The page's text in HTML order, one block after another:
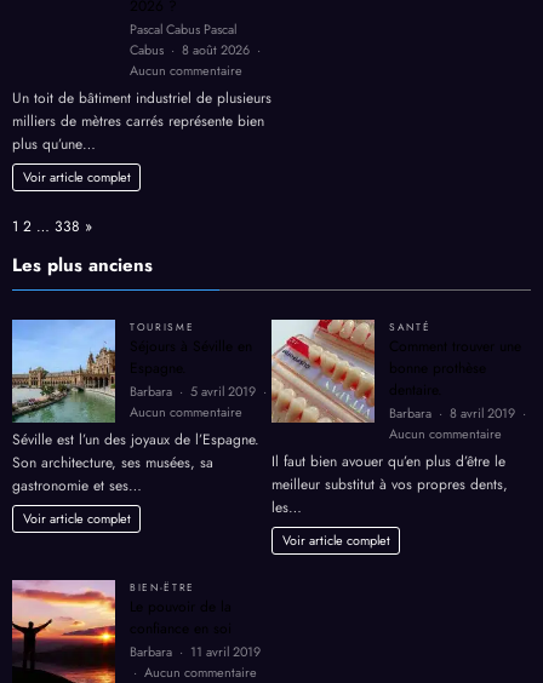
2026 ?
Pascal Cabus Pascal
Cabus
8 août 2026
Aucun commentaire
Toiture
industrielle
bâtiment
?
Un toit de bâtiment industriel de plusieurs
milliers de mètres carrés représente bien
plus qu’une…
Voir article complet
Page:
1 2 … 338 Next
»
Les plus anciens
TOURISME
Séjours à Séville en
Espagne.
Barbara
5 avril 2019
Aucun commentaire
Séville
Espagne.
Séville est l’un des joyaux de l’Espagne.
Son architecture, ses musées, sa
gastronomie et ses…
Voir article complet
SANTÉ
Comment trouver une
bonne prothèse
dentaire.
Barbara
8 avril 2019
Aucun commentaire
une
Il faut bien avouer qu’en plus d’être le
meilleur substitut à vos propres dents,
les…
Voir article complet
BIEN-ËTRE
Le pouvoir de la
confiance en soi
Barbara
11 avril 2019
Aucun commentaire